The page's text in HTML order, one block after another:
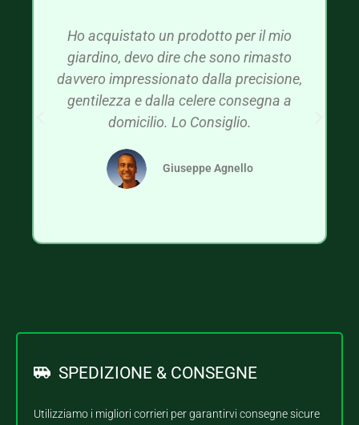
Ho acquistato un prodotto per il mio
giardino, devo dire che sono rimasto
davvero impressionato dalla precisione,
gentilezza e dalla celere consegna a
domicilio. Lo Consiglio.
Giuseppe Agnello
SPEDIZIONE & CONSEGNE
Utilizziamo i migliori corrieri per garantirvi consegne sicure